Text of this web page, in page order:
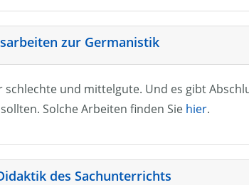
zur Germanistik
und mittelgute. Und es gibt
Solche Arbeiten finden Sie hier.
des Sachunterrichts